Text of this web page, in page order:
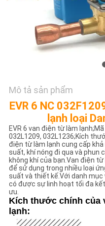
GIÁ
COMPANY
NEWS
SƠ
ĐỒ
WEB
CHÍNH
SÁCH
BẢO
MẬT
Mô tả sản phẩm
EVR 6 NC
lạnh loại
EVR 6 van điện từ làm
032L1209, 032L1236;Kích
điện từ làm lạnh cung cấp
suất, khí nóng đi qua và phun
không khí của bạn.Van điện
để sử dụng trong nhiều loại
suất và thiết kế.Với danh
có được sự linh hoạt tối đa
ưu.
Kích thước chính của
lạnh: